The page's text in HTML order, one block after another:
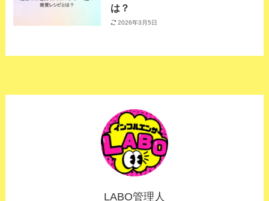
は？
2026年3月5日
LABO管理人